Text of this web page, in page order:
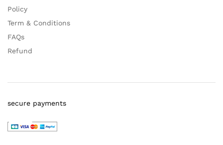
Policy
Term & Conditions
FAQs
Refund
secure payments